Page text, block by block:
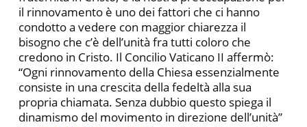
il rinnovamento è uno dei fattori che ci hanno
condotto a vedere con maggior chiarezza il
bisogno che c’è dell’unità fra tutti coloro che
credono in Cristo. Il Concilio Vaticano II affermò:
“Ogni rinnovamento della Chiesa essenzialmente
consiste in una crescita della fedeltà alla sua
propria chiamata. Senza dubbio questo spiega il
dinamismo del movimento in direzione dell’unità”